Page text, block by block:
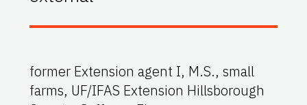
former Extension agent I, M.S., small
farms, UF/IFAS Extension Hillsborough